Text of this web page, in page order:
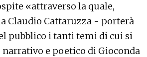
«attraverso la quale,
Claudio Cattaruzza - porterà
pubblico i tanti temi di cui si
narrativo e poetico di Gioconda